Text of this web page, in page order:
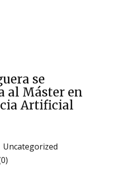
se
al Máster en
Artificial
Uncategorized